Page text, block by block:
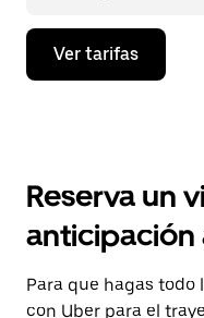
Presiona
flecha
el
y
selecciona
una
fecha.
Ver tarifas
Reserva un
anticipación
Para que hagas todo
con Uber para el